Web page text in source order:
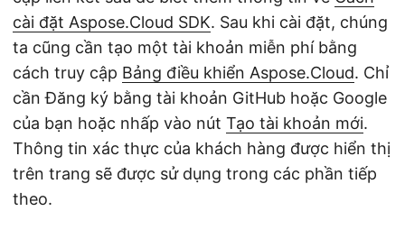
cài đặt Aspose.Cloud SDK. Sau khi cài đặt, chúng
ta cũng cần tạo một tài khoản miễn phí bằng
cách truy cập Bảng điều khiển Aspose.Cloud. Chỉ
cần Đăng ký bằng tài khoản GitHub hoặc Google
của bạn hoặc nhấp vào nút Tạo tài khoản mới.
Thông tin xác thực của khách hàng được hiển thị
trên trang sẽ được sử dụng trong các phần tiếp
theo.